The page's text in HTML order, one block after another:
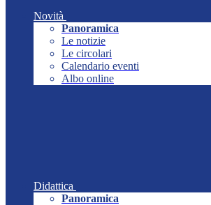
Novità
Panoramica
Le notizie
Le circolari
Calendario eventi
Albo online
Didattica
Panoramica